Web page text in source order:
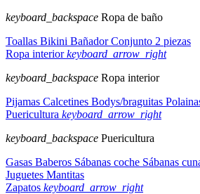
keyboard_backspace Ropa de baño
Toallas Bikini BañadorConjunto 2 piezas
Ropa interiorkeyboard_arrow_right
keyboard_backspace Ropa interior
Pijamas Calcetines Bodys/braguitas
Puericultura keyboard_arrow_right
keyboard_backspace Puericultura
Gasas Baberos Sábanas coche Sábanas
Juguetes Mantitas
Zapatos keyboard_arrow_right